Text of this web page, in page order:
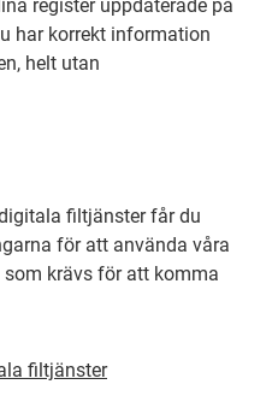
register uppdaterade på
har korrekt information
helt utan
filtjänster får du
för att använda våra
krävs för att komma
filtjänster